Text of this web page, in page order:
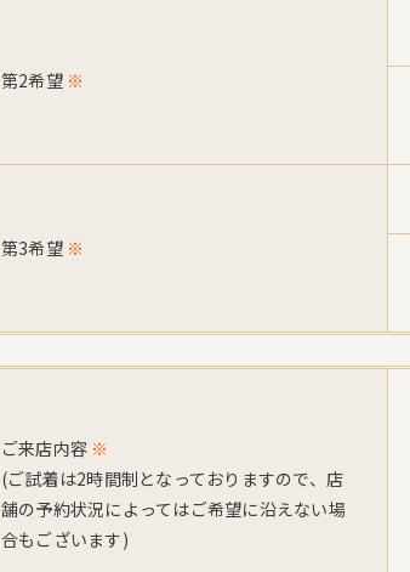
第2希望 ※
第3希望 ※
ご来店内容 ※
(ご試着は2時間制となっておりますので、店
舗の予約状況によってはご希望に沿えない場
合もございます)